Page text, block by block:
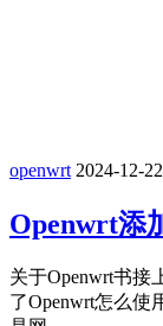
openwrt 2024-12-22
Openwrt添
关于Openwrt书接
了Openwrt怎么使